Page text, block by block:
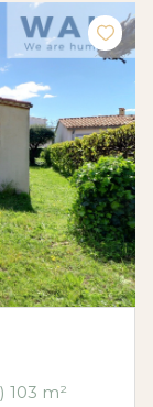
Maison 5 pièce(s) 3 chambre(s) 103 m²